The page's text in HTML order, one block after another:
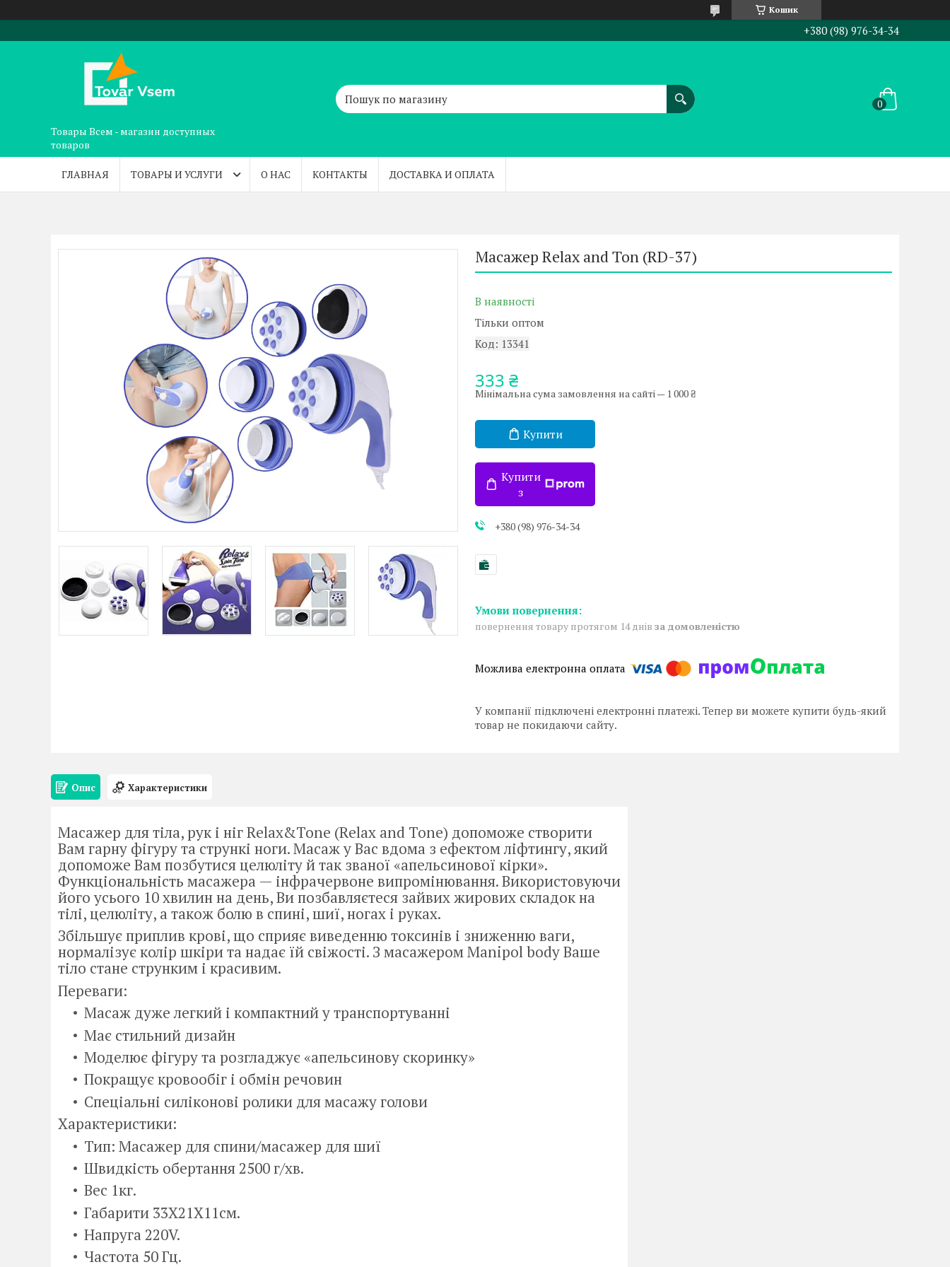
Кошик
+380 (98) 976-34-34
Товары Всем - магазин доступных
товаров
ГЛАВНАЯ ТОВАРЫ И УСЛУГИ О НАС КОНТАКТЫ ДОСТАВКА И ОПЛАТА
Масажер Relax and Ton (RD-37)
В наявності
Тільки оптом
Код: 13341
333 ₴
Мінімальна сума замовлення на сайті — 1 000 ₴
Купити
Купити
з
+380 (98) 976-34-34
повернення товару протягом 14 днів за домовленістю
У компанії підключені електронні платежі. Тепер ви можете купити будь-який
товар не покидаючи сайту.
Опис Характеристики
Масажер для тіла, рук і ніг Relax&Tone (Relax and Tone) допоможе створити
Вам гарну фігуру та стрункі ноги. Масаж у Вас вдома з ефектом ліфтингу, який
допоможе Вам позбутися целюліту й так званої «апельсинової кірки».
Функціональність масажера — інфрачервоне випромінювання. Використовуючи
його усього 10 хвилин на день, Ви позбавляєтеся зайвих жирових складок на
тілі, целюліту, а також болю в спині, шиї, ногах і руках.
Збільшує приплив крові, що сприяє виведенню токсинів і зниженню ваги,
нормалізує колір шкіри та надає їй свіжості. З масажером Manipol body Ваше
тіло стане струнким і красивим.
Переваги:
Масаж дуже легкий і компактний у транспортуванні
Має стильний дизайн
Моделює фігуру та розгладжує «апельсинову скоринку»
Покращує кровообіг і обмін речовин
Спеціальні силіконові ролики для масажу голови
Характеристики:
Тип: Масажер для спини/масажер для шиї
Швидкість обертання 2500 г/хв.
Вес 1кг.
Габарити 33Х21Х11см.
Напруга 220V.
Частота 50 Гц.